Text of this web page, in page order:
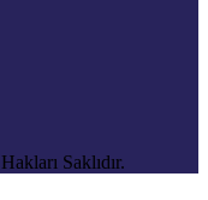
Saklıdır.